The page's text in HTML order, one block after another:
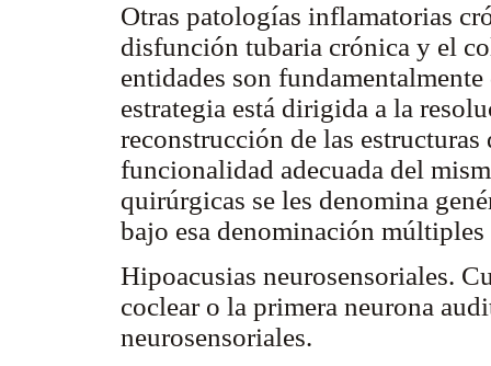
Otras patologías inflamatorias
disfunción tubaria crónica y el
entidades son
estrategia está dirigida a la
reconstrucción de las
funcionalidad adecuada del
quirúrgicas se les denomina
bajo esa denominación
Hipoacusias neurosensoriales.
coclear o la primera neurona
neurosensoriales.